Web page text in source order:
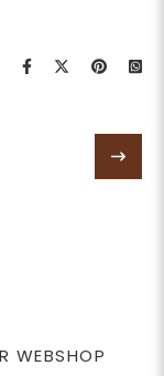
WEBSHOP